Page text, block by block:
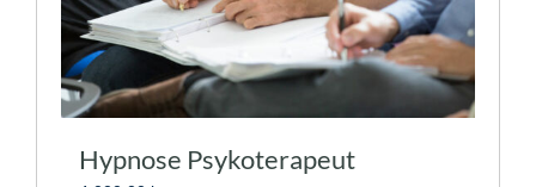
Hypnose Psykoterapeut